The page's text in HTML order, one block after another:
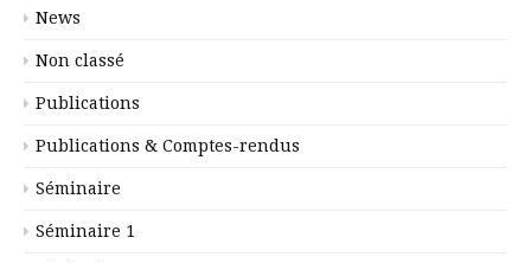
News
Non classé
Publications
Publications & Comptes-rendus
Séminaire
Séminaire 1